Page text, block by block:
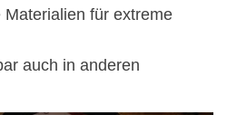
für extreme
auch in anderen